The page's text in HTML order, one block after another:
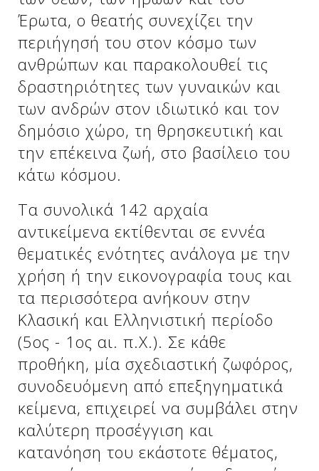
Δείτε μας:
Δείτε μας:
Δείτε μας:
Έρωτα, ο θεατής συνεχίζει την
περιήγησή του στον κόσμο των
ανθρώπων και παρακολουθεί τις
δραστηριότητες των γυναικών και
των ανδρών στον ιδιωτικό και τον
δημόσιο χώρο, τη θρησκευτική και
την επέκεινα ζωή, στο βασίλειο του
κάτω κόσμου.
Τα συνολικά 142 αρχαία
αντικείμενα εκτίθενται σε εννέα
θεματικές ενότητες ανάλογα με την
χρήση ή την εικονογραφία τους και
τα περισσότερα ανήκουν στην
Κλασική και Ελληνιστική περίοδο
(5ος - 1ος αι. π.Χ.). Σε κάθε
προθήκη, μία σχεδιαστική ζωφόρος,
συνοδευόμενη από επεξηγηματικά
κείμενα, επιχειρεί να συμβάλει στην
καλύτερη προσέγγιση και
κατανόηση του εκάστοτε θέματος,